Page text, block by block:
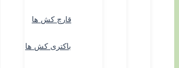
قارچ کش ها
باکتری کش ها